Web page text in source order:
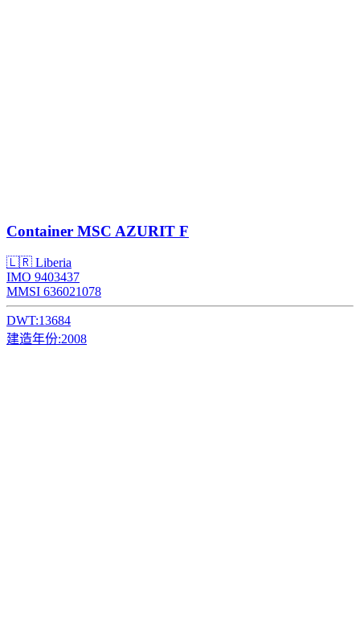
Container MSC AZURIT F
🇱🇷 Liberia
IMO 9403437
MMSI 636021078
DWT:13684
建造年份:2008